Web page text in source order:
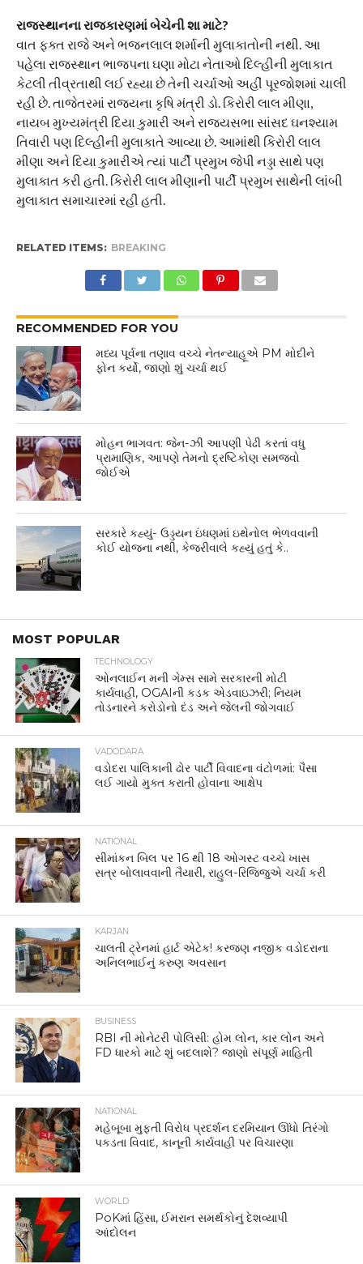
રાજસ્થાનના રાજકારણમાં બેચેની શા માટે?
વાત ફક્ત રાજે અને ભજનલાલ શર્માની મુલાકાતોની નથી. આ
પહેલા રાજસ્થાન ભાજપના ઘણા મોટા નેતાઓ દિલ્હીની મુલાકાત
કેટલી તીવ્રતાથી લઈ રહ્યા છે તેની ચર્ચાઓ અહીં પૂરજોશમાં ચાલી
રહી છે. તાજેતરમાં રાજ્યના કૃષિ મંત્રી ડો. કિરોરી લાલ મીણા,
નાયબ મુખ્યમંત્રી દિયા કુમારી અને રાજ્યસભા સાંસદ ઘનશ્યામ
તિવારી પણ દિલ્હીની મુલાકાતે આવ્યા છે. આમાંથી કિરોરી લાલ
મીણા અને દિયા કુમારીએ ત્યાં પાર્ટી પ્રમુખ જેપી નડ્ડા સાથે પણ
મુલાકાત કરી હતી. કિરોરી લાલ મીણાની પાર્ટી પ્રમુખ સાથેની લાંબી
મુલાકાત સમાચારમાં રહી હતી.
RELATED ITEMS: BREAKING
RECOMMENDED FOR YOU
મધ્ય પૂર્વના તણાવ વચ્ચે નેતન્યાહૂએ PM મોદીને
ફોન કર્યો, જાણો શું ચર્ચા થઈ
મોહન ભાગવત: જેન-ઝી આપણી પેઢી કરતાં વધુ
પ્રામાણિક, આપણે તેમનો દ્રષ્ટિકોણ સમજવો
જોઈએ
સરકારે કહ્યું- ઉડ્ડયન ઇંધણમાં ઇથેનોલ ભેળવવાની
કોઈ યોજના નથી, કેજરીવાલે કહ્યું હતું કે..
MOST POPULAR
TECHNOLOGY
ઓનલાઈન મની ગેમ્સ સામે સરકારની મોટી
કાર્યવાહી, OGAIની કડક એડવાઇઝરી; નિયમ
તોડનારને કરોડોનો દંડ અને જેલની જોગવાઈ
VADODARA
વડોદરા પાલિકાની ઢોર પાર્ટી વિવાદના વંટોળમાં: પૈસા
લઈ ગાયો મુક્ત કરાતી હોવાના આક્ષેપ
NATIONAL
સીમાંકન બિલ પર 16 થી 18 ઓગસ્ટ વચ્ચે ખાસ
સત્ર બોલાવવાની તૈયારી, રાહુલ-રિજિજુએ ચર્ચા કરી
KARJAN
ચાલતી ટ્રેનમાં હાર્ટ એટેક! કરજણ નજીક વડોદરાના
અનિલભાઈનું કરુણ અવસાન
BUSINESS
RBI ની મોનેટરી પોલિસી: હોમ લોન, કાર લોન અને
FD ધારકો માટે શું બદલાશે? જાણો સંપૂર્ણ માહિતી
NATIONAL
મહેબૂબા મુફ્તી વિરોધ પ્રદર્શન દરમિયાન ઊંધો તિરંગો
પકડતા વિવાદ, કાનૂની કાર્યવાહી પર વિચારણા
WORLD
PoKમાં હિંસા, ઈમરાન સમર્થકોનું દેશવ્યાપી
આંદોલન